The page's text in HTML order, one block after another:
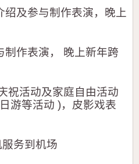
绍及参与制作表演，晚上
作表演，
晚上新年跨
祝活动及家庭自由活动
游等活动 )，皮影戏表
务到机场